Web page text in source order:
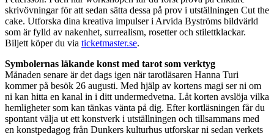
skrivövningar för att sedan sätta dessa på prov i utställningen Cut the
cake. Utforska dina kreativa impulser i Arvida Byströms bildvärld
som är fylld av nakenhet, surrealism, rosetter och stilettklackar.
Biljett köper du via ticketmaster.se.
Symbolernas läkande konst med tarot som verktyg
Månaden senare är det dags igen när tarotläsaren Hanna Turi
kommer på besök 26 augusti. Med hjälp av kortens magi ser ni om
ni kan hitta en kanal in i ditt undermedvetna. Låt korten avslöja vilka
hemligheter som kan tänkas vänta på dig. Efter kortläsningen får du
spontant välja ut ett konstverk i utställningen och tillsammans med
en konstpedagog från Dunkers kulturhus utforskar ni sedan verkets